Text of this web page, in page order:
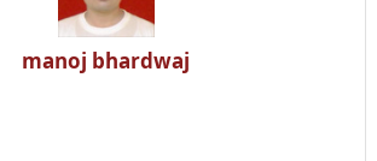
manoj bhardwaj